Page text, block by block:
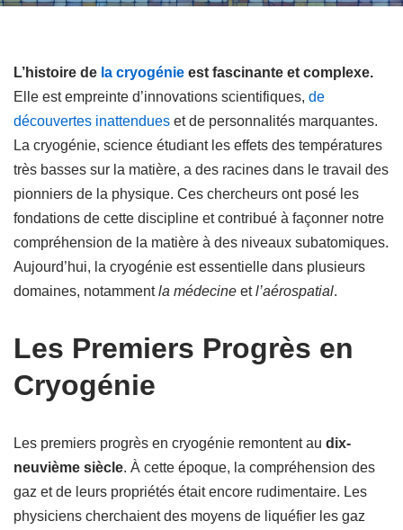
L’histoire de la cryogénie est fascinante et complexe.
Elle est empreinte d’innovations scientifiques, de
découvertes inattendues et de personnalités marquantes.
La cryogénie, science étudiant les effets des températures
très basses sur la matière, a des racines dans le travail des
pionniers de la physique. Ces chercheurs ont posé les
fondations de cette discipline et contribué à façonner notre
compréhension de la matière à des niveaux subatomiques.
Aujourd’hui, la cryogénie est essentielle dans plusieurs
domaines, notammentla médecine etl’aérospatial.
Les Premiers Progrès en
Cryogénie
Les premiers progrès en cryogénie remontent au dix-
neuvième siècle. À cette époque, la compréhension des
gaz et de leurs propriétés était encore rudimentaire. Les
physiciens cherchaient des moyens de liquéfier les gaz